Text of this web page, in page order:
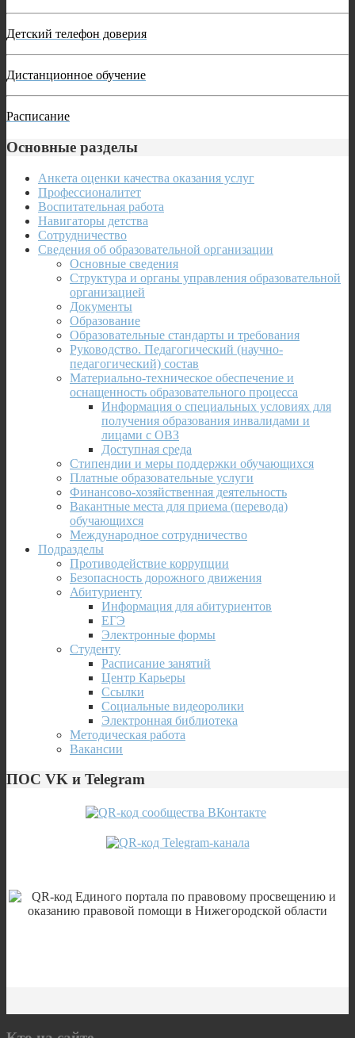
Детский телефон доверия
Дистанционное обучение
Расписание
Основные разделы
Анкета оценки качества оказания услуг
Профессионалитет
Воспитательная работа
Навигаторы детства
Сотрудничество
Сведения об образовательной организации
Основные сведения
Структура и органы управления образовательной
организацией
Документы
Образование
Образовательные стандарты и требования
Руководство. Педагогический (научно-
педагогический) состав
Материально-техническое обеспечение и
оснащенность образовательного процесса
Информация о специальных условиях для
получения образования инвалидами и
лицами с ОВЗ
Доступная среда
Стипендии и меры поддержки обучающихся
Платные образовательные услуги
Финансово-хозяйственная деятельность
Вакантные места для приема (перевода)
обучающихся
Международное сотрудничество
Подразделы
Противодействие коррупции
Безопасность дорожного движения
Абитуриенту
Информация для абитуриентов
ЕГЭ
Электронные формы
Студенту
Расписание занятий
Центр Карьеры
Ссылки
Социальные видеоролики
Электронная библиотека
Методическая работа
Вакансии
ПОС VK и Telegram